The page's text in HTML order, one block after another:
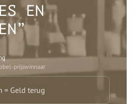
EN
prijswinnaar
= Geld terug